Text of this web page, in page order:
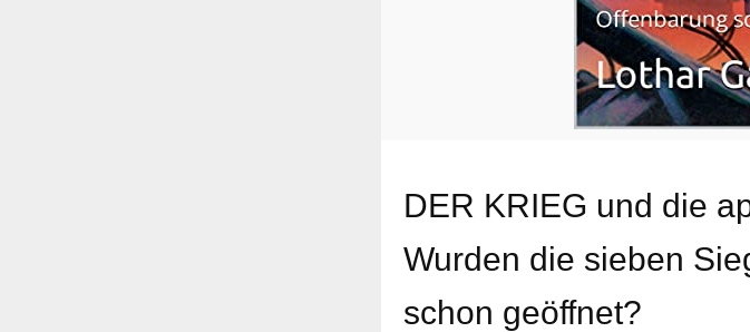
DER KRIEG und die
Wurden die sieben
schon geöffnet?